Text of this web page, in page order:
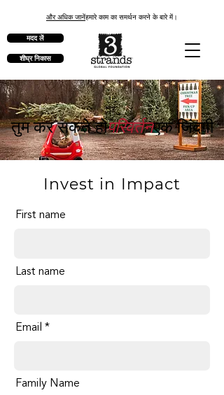
और अधिक जानेंहमारे काम का समर्थन करने के बारे में।
मदद लें
शीघ्र निकास
तुम कर सकते होपरिवर्तनएक जिंदगी
Invest in Impact
First name
Last name
Email
Family Name